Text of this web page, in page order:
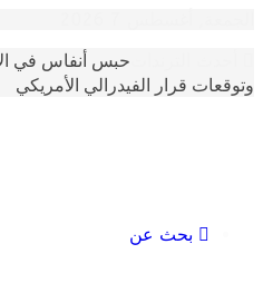
حبس أنفاس في الأسواق..
قرار الفيدرالي الأمريكي
بحث عن